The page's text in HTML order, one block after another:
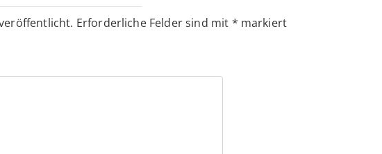
Erforderliche Felder sind mit * markiert